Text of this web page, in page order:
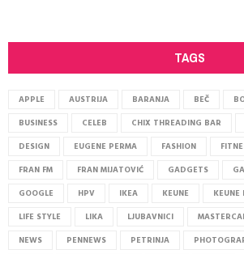
TAGS
APPLE AUSTRIJA BARANJA BEČ
BUSINESS
CELEB CHIX THREADING BAR
DESIGN
EUGENE PERMA FASHION
FRAN FM
FRAN MIJATOVIĆ GADGETS
GOOGLE
HPV IKEA KEUNE
KEUNE
LIFE STYLE
LIKA LJUBAVNICI
NEWS
PENNEWS PETRINJA